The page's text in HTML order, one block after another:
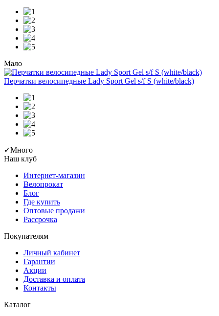
Мало
Перчатки велосипедные Lady Sport Gel s/f S (white/black)
✓Много
Наш клуб
Интернет-магазин
Велопрокат
Блог
Где купить
Оптовые продажи
Рассрочка
Покупателям
Личный кабинет
Гарантии
Акции
Доставка и оплата
Контакты
Каталог